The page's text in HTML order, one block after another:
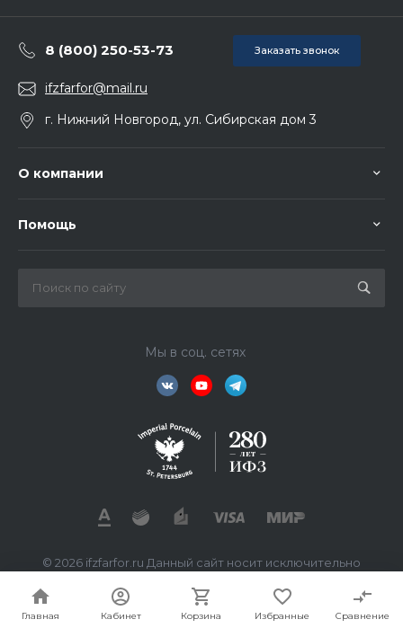
Главная Кабинет Корзина Избранные Сравнение
8 (800) 250-53-73 Заказать звонок
ifzfarfor@mail.ru
г. Нижний Новгород, ул. Сибирская дом 3
О компании
Помощь
Мы в соц. сетях
© 2026 ifzfarfor.ru Данный сайт носит исключительно
предложения не являются офертой, определяемой
статьей 437 ГК РФ.